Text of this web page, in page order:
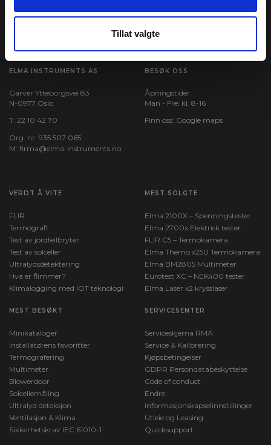
Tillat valgte
ELMA INSTRUMENTS AS
Garver Ytteborgsvei 83
N-0977 Oslo
T: 22 10 42 70
Org. nr. 935 507 065
M: firma@elma-instruments.no​
BESØK OSS
Åpningstider:
Man - Fre: kl. 8-16
Finn oss: Google maps
VERDT Å VITE
FLIR
Termografi
Test av jordfeilbryter
Test av solceller
Ultralydsdetektering
Hva er flimmer?
Klimalogging med IOT teknologi
MEST SOLGTE
Elma 2100X – Spenningstester
Elma 2700x Elektrisk tester
FLIR C5 – Termokamera
Elma Themo x250 Termokamera
Elma BM2805 Multimeter
Eurotest XC – NEK400 tester
Elma Laser x2 krysslaser
MEST BESØKT
Minikataloger
Installatørens favoritter
Termografering
Multimeter
Blowerdoor
Solcellemåling
Ultralyd deteksjon
Ventilasjon & Klima
Sikkerhetskrav IEC 61010-1
SERVICESENTER
Serviceskjema RMA
Service & Kalibrering
Kjøpsbetingelser
GDPR Persondatabeskyttelse
Code of conduct
Endre
informasjonskapselinnstillinger
Utleie og Leasing
Quicksupport